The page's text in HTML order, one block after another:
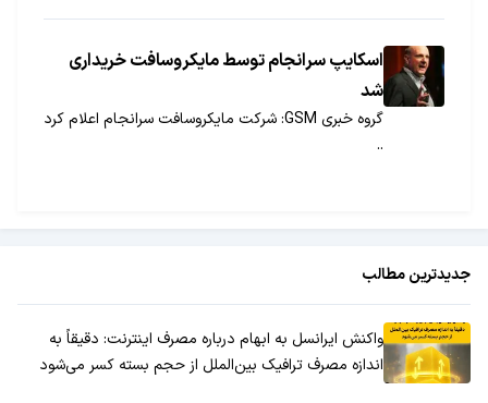
اسکایپ سرانجام توسط مایکروسافت خریداری
شد
گروه خبری GSM: شرکت مایکروسافت سرانجام اعلام کرد
..
جدیدترین مطالب
واکنش ایرانسل به ابهام درباره مصرف اینترنت: دقیقاً به
اندازه مصرف ترافیک بین‌الملل از حجم بسته کسر می‌شود